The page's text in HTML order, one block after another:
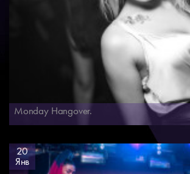
Monday Hangover.
20
Янв